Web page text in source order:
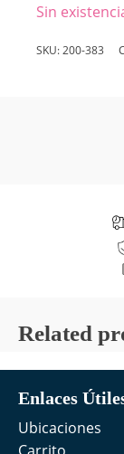
Sin
SKU:200-383
Related
Enlaces
Ubicaciones